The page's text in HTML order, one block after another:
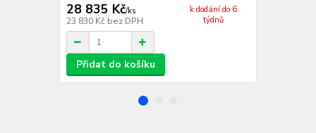
28 835 Kč/ks
23 830 Kč bez DPH
k dodání do 6
týdnů
Přidat do košíku